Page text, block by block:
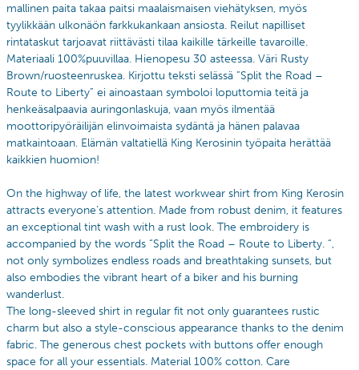
mallinen paita takaa paitsi maalaismaisen viehätyksen, myös
tyylikkään ulkonäön farkkukankaan ansiosta. Reilut napilliset
rintataskut tarjoavat riittävästi tilaa kaikille tärkeille tavaroille.
Materiaali 100%puuvillaa. Hienopesu 30 asteessa. Väri Rusty
Brown/ruosteenruskea. Kirjottu teksti selässä ”Split the Road –
Route to Liberty” ei ainoastaan symboloi loputtomia teitä ja
henkeäsalpaavia auringonlaskuja, vaan myös ilmentää
moottoripyöräilijän elinvoimaista sydäntä ja hänen palavaa
matkaintoaan. Elämän valtatiellä King Kerosinin työpaita herättää
kaikkien huomion!
On the highway of life, the latest workwear shirt from King Kerosin
attracts everyone’s attention. Made from robust denim, it features
an exceptional tint wash with a rust look. The embroidery is
accompanied by the words “Split the Road – Route to Liberty. “,
not only symbolizes endless roads and breathtaking sunsets, but
also embodies the vibrant heart of a biker and his burning
wanderlust.
The long-sleeved shirt in regular fit not only guarantees rustic
charm but also a style-conscious appearance thanks to the denim
fabric. The generous chest pockets with buttons offer enough
space for all your essentials. Material 100% cotton. Care